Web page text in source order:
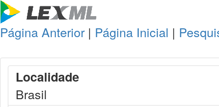
Página Anterior | Página Inicial |
Localidade
Brasil